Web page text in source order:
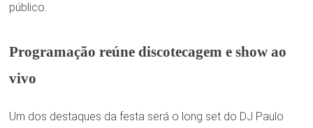
público.
Programação reúne discotecagem e show ao
vivo
Um dos destaques da festa será o long set do DJ Paulo